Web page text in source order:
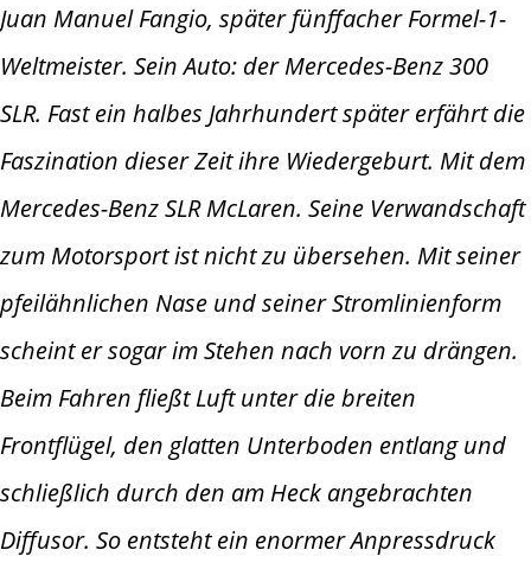
Juan Manuel Fangio, später fünffacher Formel-1-
Weltmeister. Sein Auto: der Mercedes-Benz 300
SLR. Fast ein halbes Jahrhundert später erfährt die
Faszination dieser Zeit ihre Wiedergeburt. Mit dem
Mercedes-Benz SLR McLaren. Seine Verwandschaft
zum Motorsport ist nicht zu übersehen. Mit seiner
pfeilähnlichen Nase und seiner Stromlinienform
scheint er sogar im Stehen nach vorn zu drängen.
Beim Fahren fließt Luft unter die breiten
Frontflügel, den glatten Unterboden entlang und
schließlich durch den am Heck angebrachten
Diffusor. So entsteht ein enormer Anpressdruck